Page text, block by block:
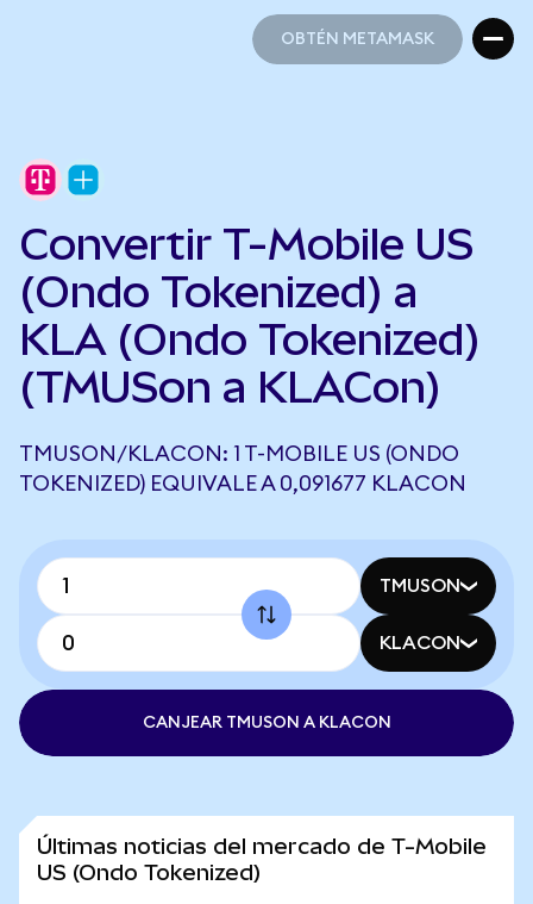
OBTÉN METAMASK
Convertir T-Mobile US
(Ondo Tokenized) a
KLA (Ondo Tokenized)
(TMUSon a KLACon)
TMUSON/KLACON: 1 T-MOBILE US (ONDO
TOKENIZED) EQUIVALE A 0,091677 KLACON
TMUSON
KLACON
CANJEAR TMUSON A KLACON
Últimas noticias del mercado de T-Mobile
US (Ondo Tokenized)